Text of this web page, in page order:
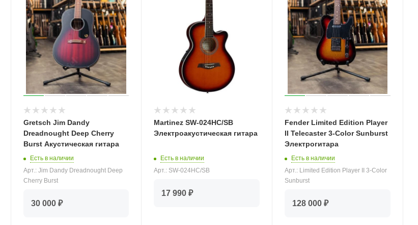
Gretsch Jim Dandy
Dreadnought Deep Cherry
Burst Акустическая гитара
Есть в наличии
Арт.: Jim Dandy Dreadnought Deep
Cherry Burst
30 000 ₽
Martinez SW-024HC/SB
Электроакустическая гитара
Есть в наличии
Арт.: SW-024HC/SB
17 990 ₽
Fender Limited Edition Player
II Telecaster 3-Color Sunburst
Электрогитара
Есть в наличии
Арт.: Limited Edition Player II 3-Color
Sunburst
128 000 ₽